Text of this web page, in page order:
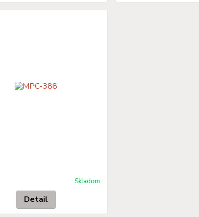
Skladom
Detail